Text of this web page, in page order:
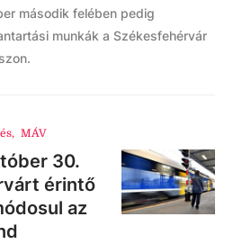
második felében pedig
munkák a Székesfehérvár
, MÁV
30.
érintő
az